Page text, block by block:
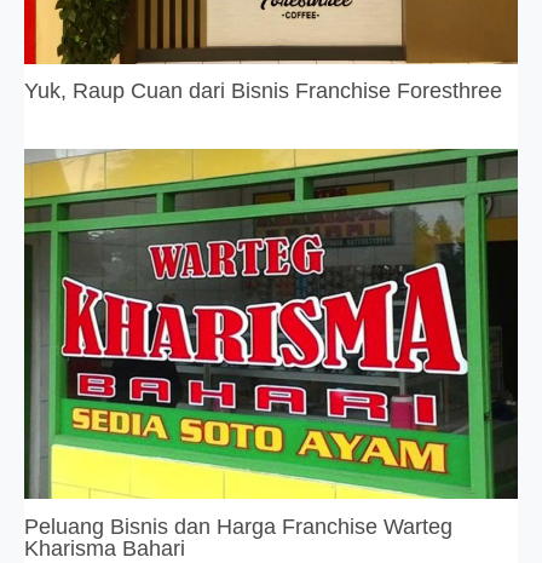
Yuk, Raup Cuan dari Bisnis Franchise Foresthree
Peluang Bisnis dan Harga Franchise Warteg
Kharisma Bahari